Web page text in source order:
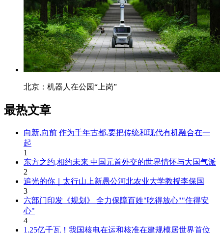
北京：机器人在公园“上岗”
最热文章
向新,向前 作为千年古都,要把传统和现代有机融合在一
起
1
东方之约,相约未来 中国元首外交的世界情怀与大国气派
2
追光的你｜太行山上新愚公河北农业大学教授李保国
3
六部门印发《规划》 全力保障百姓"吃得放心""住得安
心"
4
1.25亿千瓦！我国核电在运和核准在建规模居世界首位